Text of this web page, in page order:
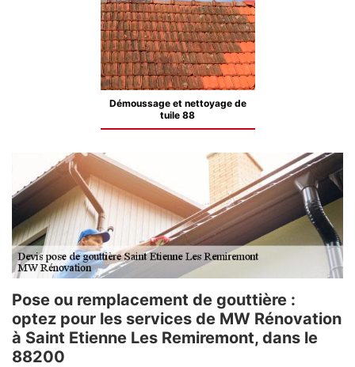
Démoussage et nettoyage de
tuile 88
Pose ou remplacement de gouttière :
optez pour les services de MW Rénovation
à Saint Etienne Les Remiremont, dans le
88200